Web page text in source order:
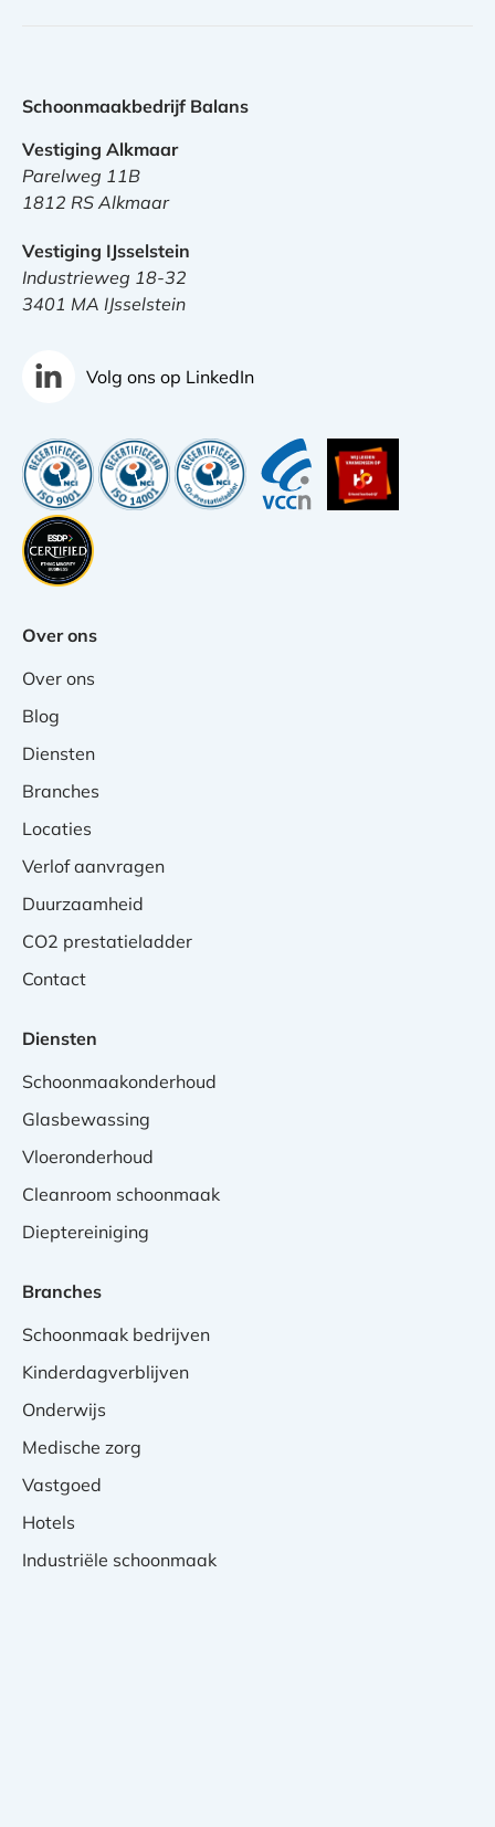
Schoonmaakbedrijf Balans
Vestiging Alkmaar
Parelweg 11B
1812 RS Alkmaar
Vestiging IJsselstein
Industrieweg 18-32
3401 MA IJsselstein
Volg ons op LinkedIn
Over ons
Over ons
Blog
Diensten
Branches
Locaties
Verlof aanvragen
Duurzaamheid
CO2 prestatieladder
Contact
Diensten
Schoonmaakonderhoud
Glasbewassing
Vloeronderhoud
Cleanroom schoonmaak
Dieptereiniging
Branches
Schoonmaak bedrijven
Kinderdagverblijven
Onderwijs
Medische zorg
Vastgoed
Hotels
Industriële schoonmaak